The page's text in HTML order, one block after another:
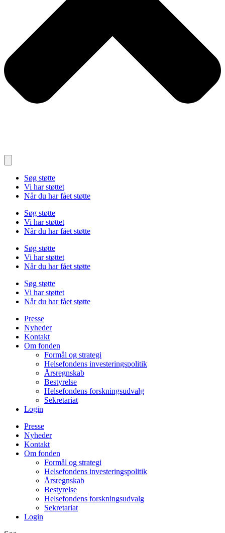
Søg støtte
Vi har støttet
Når du har fået støtte
Søg støtte
Vi har støttet
Når du har fået støtte
Søg støtte
Vi har støttet
Når du har fået støtte
Søg støtte
Vi har støttet
Når du har fået støtte
Presse
Nyheder
Kontakt
Om fonden
Formål og strategi
Helsefondens investeringspolitik
Årsregnskab
Bestyrelse
Helsefondens forskningsudvalg
Sekretariat
Login
Presse
Nyheder
Kontakt
Om fonden
Formål og strategi
Helsefondens investeringspolitik
Årsregnskab
Bestyrelse
Helsefondens forskningsudvalg
Sekretariat
Login